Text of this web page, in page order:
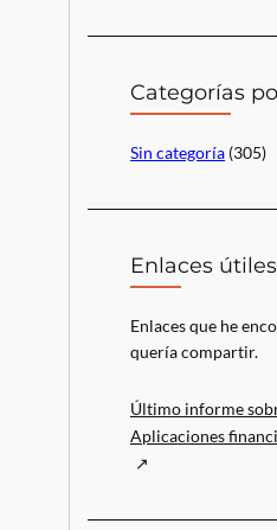
c
Categorías
Sin categoría (305)
Enlaces útiles
Enlaces que he
quería compartir.
Último informe
Aplicaciones